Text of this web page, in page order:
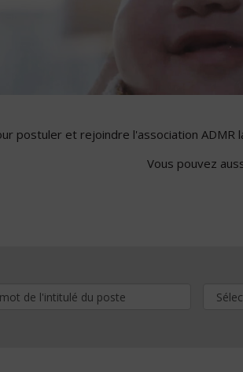
postuler et rejoindre l'association ADMR
Vous pouvez